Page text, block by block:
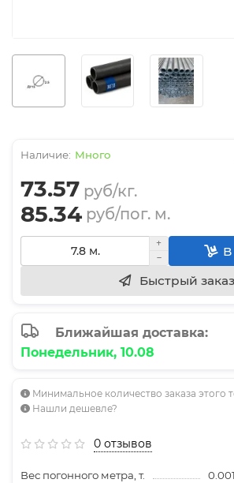
Много
73.57 руб/кг.
85.34 руб/пог. м.
В
Быстрый заказ
Ближайшая доставка:
Понедельник, 10.08
Минимальное количество заказа этого
Нашли дешевле?
0 отзывов
Вес погонного метра, т.